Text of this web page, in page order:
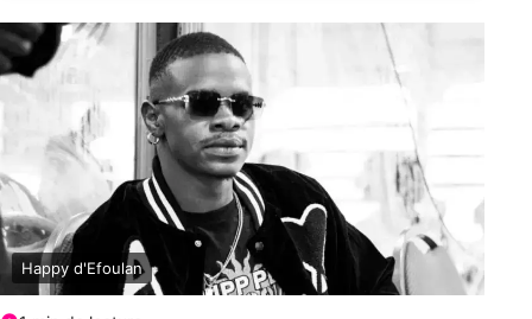
Happy d'Efoulan